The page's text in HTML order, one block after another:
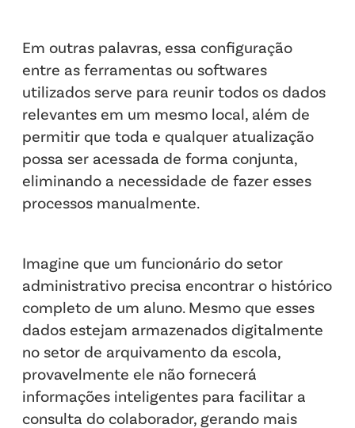
Em outras palavras, essa configuração
entre as ferramentas ou softwares
utilizados serve para reunir todos os dados
relevantes em um mesmo local, além de
permitir que toda e qualquer atualização
possa ser acessada de forma conjunta,
eliminando a necessidade de fazer esses
processos manualmente.
Imagine que um funcionário do setor
administrativo precisa encontrar o histórico
completo de um aluno. Mesmo que esses
dados estejam armazenados digitalmente
no setor de arquivamento da escola,
provavelmente ele não fornecerá
informações inteligentes para facilitar a
consulta do colaborador, gerando mais